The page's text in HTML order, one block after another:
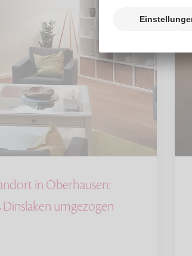
in Oberhausen:
Dinslaken umgezogen